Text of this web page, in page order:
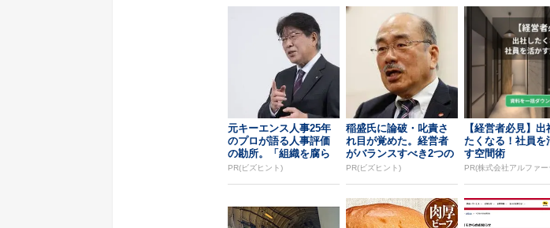
元キーエンス人事25年
のプロが語る人事評価
の勘所。「組織を腐ら
せるNG評価」とは...
PR(ビズヒント)
稲盛氏に論破・叱責さ
れ目が覚めた。経営者
がバランスすべき2つの
背反
PR(ビズヒント)
【経営者必見】出
たくなる！社員を
す空間術
PR(株式会社アルファー